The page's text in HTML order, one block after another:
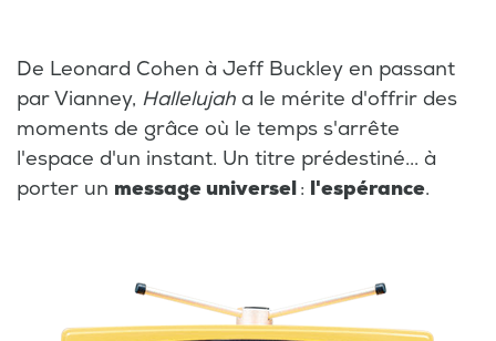
De Leonard Cohen à Jeff Buckley en passant
par Vianney, Hallelujah a le mérite d'offrir des
moments de grâce où le temps s'arrête
l'espace d'un instant. Un titre prédestiné... à
porter un message universel: l'espérance.